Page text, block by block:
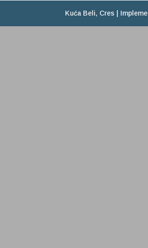
Kuća Beli, Cres |